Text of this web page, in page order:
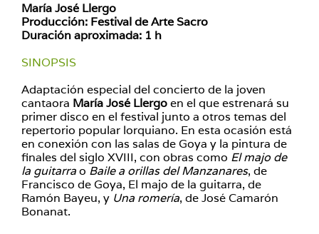
María José Llergo
Producción: Festival de Arte Sacro
Duración aproximada: 1 h
SINOPSIS
Adaptación especial del concierto de la joven
cantaora María José Llergoen el que estrenará su
primer disco en el festival junto a otros temas del
repertorio popular lorquiano. En esta ocasión está
en conexión con las salas de Goya y la pintura de
finales del siglo XVIII, con obras como El majo de
la guitarrao Baile a orillas del Manzanares, de
Francisco de Goya, El majo de la guitarra, de
Ramón Bayeu, y Una romería, de José Camarón
Bonanat.